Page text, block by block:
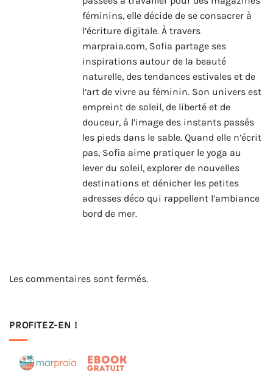
féminins, elle décide de se consacrer à
l’écriture digitale. À travers
marpraia.com, Sofia partage ses
inspirations autour de la beauté
naturelle, des tendances estivales et de
l’art de vivre au féminin. Son univers est
empreint de soleil, de liberté et de
douceur, à l’image des instants passés
les pieds dans le sable. Quand elle n’écrit
pas, Sofia aime pratiquer le yoga au
lever du soleil, explorer de nouvelles
destinations et dénicher les petites
adresses déco qui rappellent l’ambiance
bord de mer.
Les commentaires sont fermés.
PROFITEZ-EN !